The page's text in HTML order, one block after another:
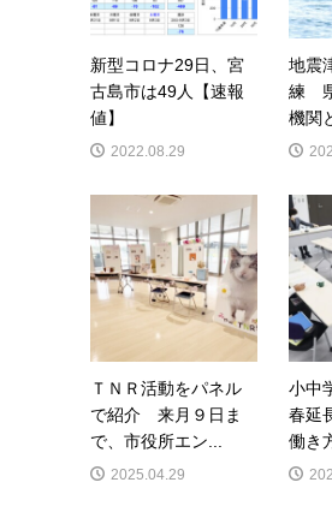
新型コロナ29日、宮
古島市は49人【速報
値】
2022.08.29
地震
練
機関
ＴＮＲ活動をパネル
で紹介 来月９日ま
で、市役所エン...
2025.04.29
小中
春延
働き